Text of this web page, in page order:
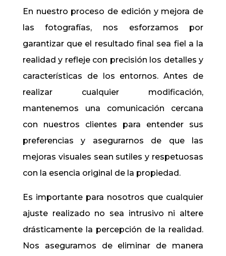
En nuestro proceso de edición y mejora de
las fotografías, nos esforzamos por
garantizar que el resultado final sea fiel a la
realidad y refleje con precisión los detalles y
características de los entornos. Antes de
realizar cualquier modificación,
mantenemos una comunicación cercana
con nuestros clientes para entender sus
preferencias y asegurarnos de que las
mejoras visuales sean sutiles y respetuosas
con la esencia original de la propiedad.
Es importante para nosotros que cualquier
ajuste realizado no sea intrusivo ni altere
drásticamente la percepción de la realidad.
Nos aseguramos de eliminar de manera